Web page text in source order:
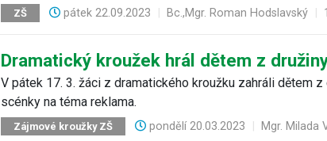
ZŠ pátek 22.09.2023 Bc.,Mgr. Roman Hodslavský 1
Dramatický kroužek hrál dětem z
V pátek 17. 3. žáci z dramatického kroužku zahráli dětem
scénky na téma reklama.
Zájmové kroužky ZŠ pondělí20.03.2023 Mgr. Milada